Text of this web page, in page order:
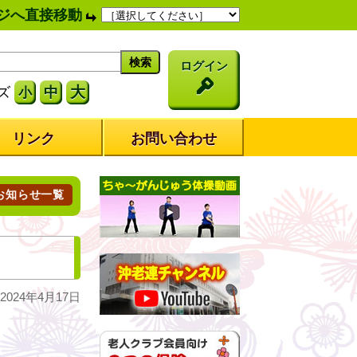
へ直接移動
ログイン
小 中 大
リンク お問い合わせ
知らせ一覧
年4月17日